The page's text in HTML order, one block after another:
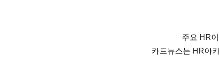
주요 HR
카드뉴스는 HR아